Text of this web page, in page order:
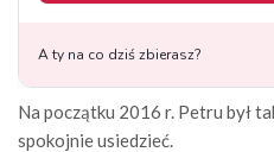
Na początku 2016 r. Petru był
spokojnie usiedzieć.